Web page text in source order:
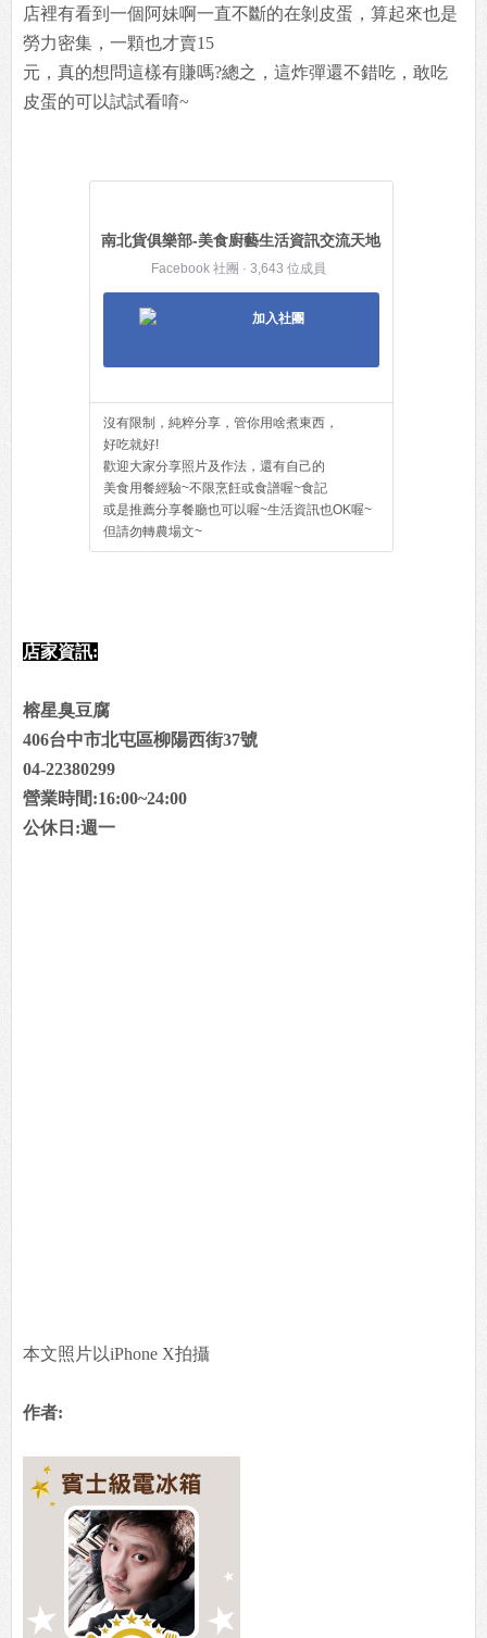
店裡有看到一個阿妹啊一直不斷的在剝皮蛋，算起來也是
勞力密集，一顆也才賣15
元，真的想問這樣有賺嗎?總之，這炸彈還不錯吃，敢吃
皮蛋的可以試試看唷~
南北貨俱樂部-美食廚藝生活資訊交流天地
Facebook 社團 · 3,643 位成員
加入社團
沒有限制，純粹分享，管你用啥煮東西，
好吃就好!
歡迎大家分享照片及作法，還有自己的
美食用餐經驗~不限烹飪或食譜喔~食記
或是推薦分享餐廳也可以喔~生活資訊也OK喔~
但請勿轉農場文~
店家資訊:
榕星臭豆腐
406台中市北屯區柳陽西街37號
04-22380299
營業時間:16:00~24:00
公休日:週一
本文照片以iPhone X拍攝
作者: